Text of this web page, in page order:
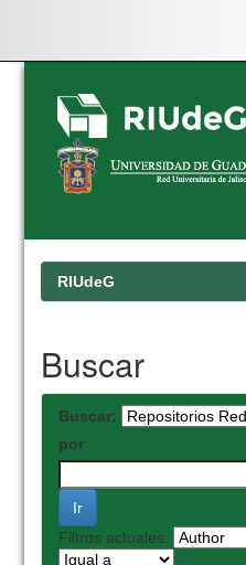
Skip
navigation
RIUdeG
Buscar
Buscar:
por
Filtros actuales: